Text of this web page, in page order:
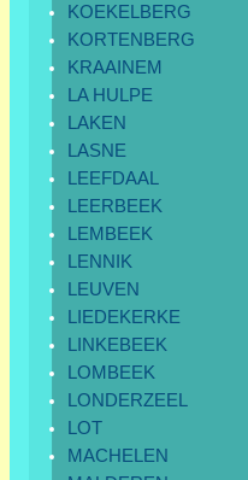
KOEKELBERG
KORTENBERG
KRAAINEM
LA HULPE
LAKEN
LASNE
LEEFDAAL
LEERBEEK
LEMBEEK
LENNIK
LEUVEN
LIEDEKERKE
LINKEBEEK
LOMBEEK
LONDERZEEL
LOT
MACHELEN